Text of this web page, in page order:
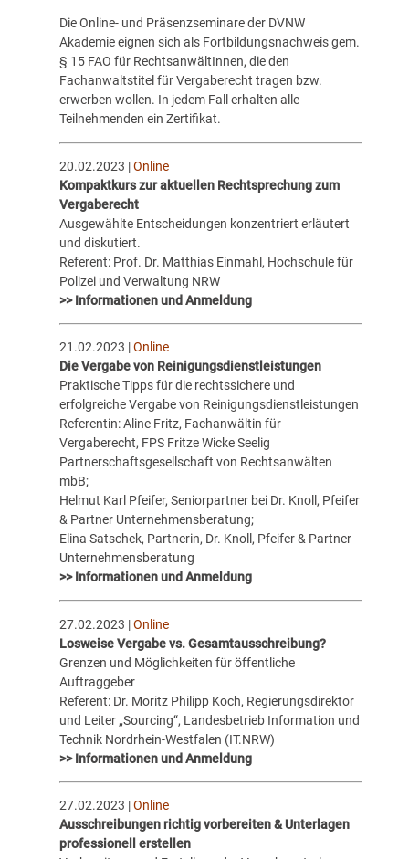
Die Online- und Präsenzseminare der DVNW
Akademieeignen sich als Fortbildungsnachweis gem.
§ 15 FAO für RechtsanwältInnen, die den
Fachanwaltstitel für Vergaberecht tragen bzw.
erwerben wollen. In jedem Fall erhalten alle
Teilnehmenden ein Zertifikat.
20.02.2023 |Online
Kompaktkurs zur aktuellen Rechtsprechung zum
Vergaberecht
Ausgewählte Entscheidungen konzentriert erläutert
und diskutiert.
Referent: Prof. Dr. Matthias Einmahl, Hochschule für
Polizei und Verwaltung NRW
>> Informationen und Anmeldung
21.02.2023 |Online
Die Vergabe von Reinigungsdienstleistungen
Praktische Tipps für die rechtssichere und
erfolgreiche Vergabe von Reinigungsdienstleistungen
Referentin: Aline Fritz, Fachanwältin für
Vergaberecht, FPS Fritze Wicke Seelig
Partnerschaftsgesellschaft von Rechtsanwälten
mbB;
Helmut Karl Pfeifer, Seniorpartner bei Dr. Knoll, Pfeifer
& Partner Unternehmensberatung;
Elina Satschek, Partnerin, Dr. Knoll, Pfeifer & Partner
Unternehmensberatung
>> Informationen und Anmeldung
27.02.2023 |Online
Losweise Vergabe vs. Gesamtausschreibung?
Grenzen und Möglichkeiten für öffentliche
Auftraggeber
Referent: Dr. Moritz Philipp Koch, Regierungsdirektor
und Leiter „Sourcing“, Landesbetrieb Information und
Technik Nordrhein-Westfalen (IT.NRW)
>> Informationen und Anmeldung
27.02.2023 |Online
Ausschreibungen richtig vorbereiten & Unterlagen
professionell erstellen